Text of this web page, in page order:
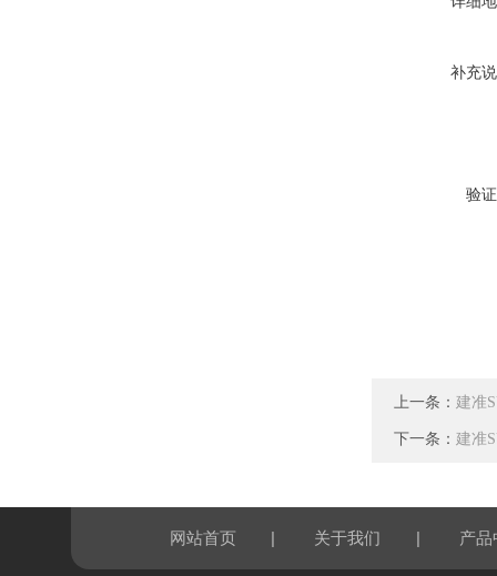
补充
验
上一条： 建准
下一条： 建准
网站首页 | 关于我们 | 产品